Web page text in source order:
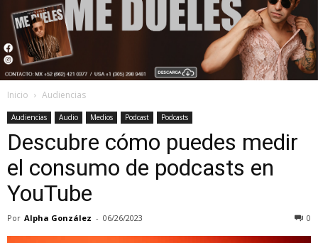
Inicio Audiencias
Audiencias Audio Medios Podcast Podcasts
Descubre cómo puedes medir
el consumo de podcasts en
YouTube
Por Alpha González - 06/26/2023 0